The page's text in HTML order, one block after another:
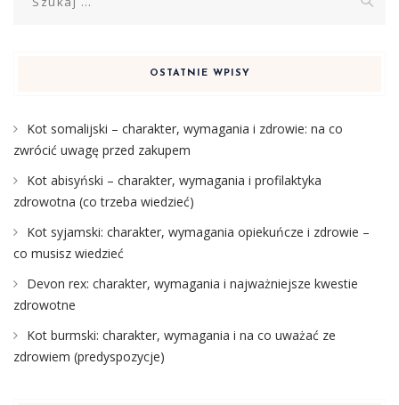
OSTATNIE WPISY
Kot somalijski – charakter, wymagania i zdrowie: na co
zwrócić uwagę przed zakupem
Kot abisyński – charakter, wymagania i profilaktyka
zdrowotna (co trzeba wiedzieć)
Kot syjamski: charakter, wymagania opiekuńcze i zdrowie –
co musisz wiedzieć
Devon rex: charakter, wymagania i najważniejsze kwestie
zdrowotne
Kot burmski: charakter, wymagania i na co uważać ze
zdrowiem (predyspozycje)